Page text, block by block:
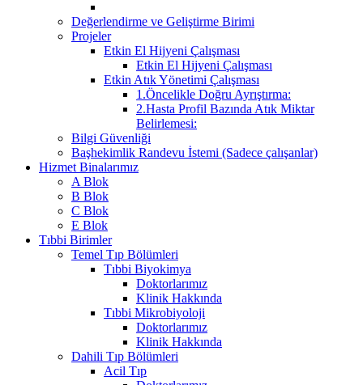
Değerlendirme ve Geliştirme Birimi
Projeler
Etkin El Hijyeni Çalışması
Etkin El Hijyeni Çalışması
Etkin Atık Yönetimi Çalışması
1.Öncelikle Doğru Ayrıştırma:
2.Hasta Profil Bazında Atık Miktar
Belirlemesi:
Bilgi Güvenliği
Başhekimlik Randevu İstemi (Sadece çalışanlar)
Hizmet Binalarımız
A Blok
B Blok
C Blok
E Blok
Tıbbi Birimler
Temel Tıp Bölümleri
Tıbbi Biyokimya
Doktorlarımız
Klinik Hakkında
Tıbbi Mikrobiyoloji
Doktorlarımız
Klinik Hakkında
Dahili Tıp Bölümleri
Acil Tıp